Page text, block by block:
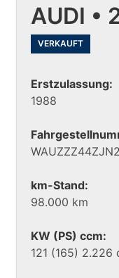
AUDI •
VERKAUFT
Erstzulassung:
1988
km-Stand:
98.000 km
KW (PS) ccm:
121 (165) 2.226